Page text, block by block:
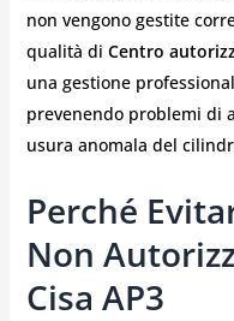
non vengono gestite
qualità di Centro
una gestione
prevenendo problemi di
usura anomala del
Perché
Non
Cisa AP3